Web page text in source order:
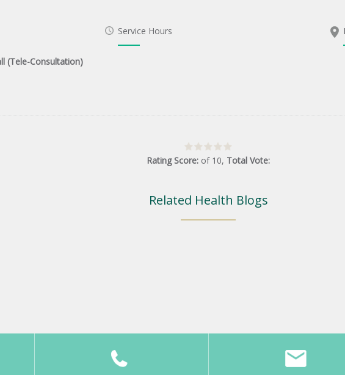
(Tele-Consultation)
Service Hours
Rating Score: of 10, Total Vote:
Related Health Blogs